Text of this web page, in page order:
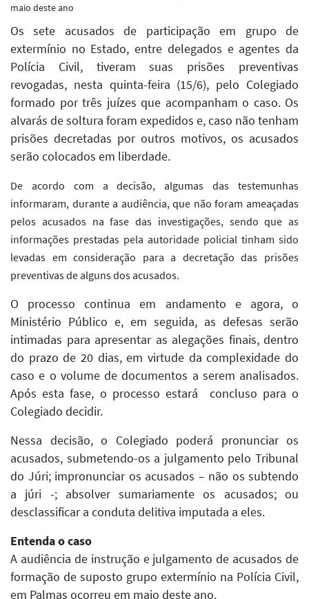
maio deste ano
Os sete acusados de participação em grupo de
extermínio no Estado, entre delegados e agentes da
Polícia Civil, tiveram suas prisões preventivas
revogadas, nesta quinta-feira (15/6), pelo Colegiado
formado por três juízes que acompanham o caso. Os
alvarás de soltura foram expedidos e, caso não tenham
prisões decretadas por outros motivos, os acusados
serão colocados em liberdade.
De acordo com a decisão, algumas das testemunhas
informaram, durante a audiência, que não foram ameaçadas
pelos acusados na fase das investigações, sendo que as
informações prestadas pela autoridade policial tinham sido
levadas em consideração para a decretação das prisões
preventivas de alguns dos acusados.
O processo continua em andamento e agora, o
Ministério Público e, em seguida, as defesas serão
intimadas para apresentar as alegações finais, dentro
do prazo de 20 dias, em virtude da complexidade do
caso e o volume de documentos a serem analisados.
Após esta fase, o processo estará concluso para o
Colegiado decidir.
Nessa decisão, o Colegiado poderá pronunciar os
acusados, submetendo-os a julgamento pelo Tribunal
do Júri; impronunciar os acusados – não os subtendo
a júri -; absolver sumariamente os acusados; ou
desclassificar a conduta delitiva imputada a eles.
Entenda o caso
A audiência de instrução e julgamento de acusados de
formação de suposto grupo extermínio na Polícia Civil,
em Palmas ocorreu em maio deste ano.